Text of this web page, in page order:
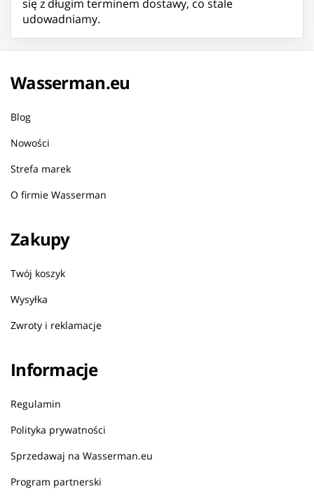
się z długim terminem dostawy, co stale
udowadniamy.
Wasserman.eu
Blog
Nowości
Strefa marek
O firmie Wasserman
Zakupy
Twój koszyk
Wysyłka
Zwroty i reklamacje
Informacje
Regulamin
Polityka prywatności
Sprzedawaj na Wasserman.eu
Program partnerski